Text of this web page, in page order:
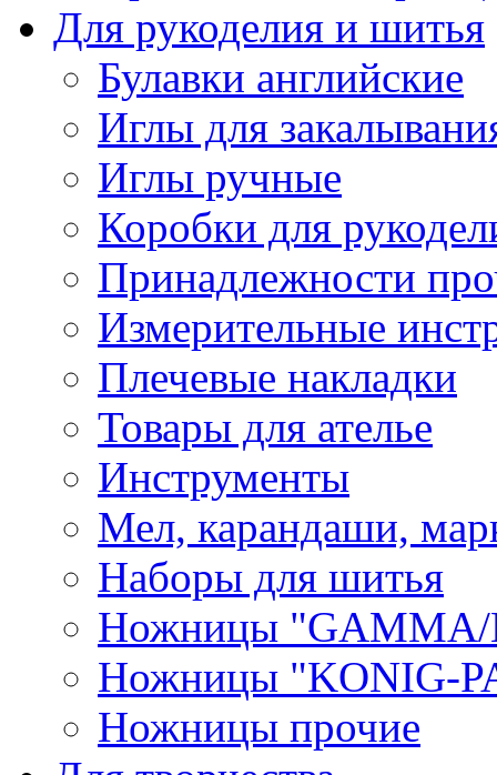
Для рукоделия и шитья
Булавки английские
Иглы для
Иглы ручные
Коробки для
Принадлежности
Измерительные
Плечевые накладки
Товары для ателье
Инструменты
Мел, карандаши,
Наборы для шитья
Ножницы "GAMMA/
Ножницы "KONIG-
Ножницы прочие